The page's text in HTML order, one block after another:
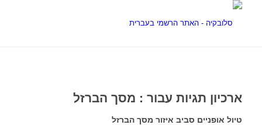
ארכיון תגיות עבור : מסך הברזל
טיול אופניים סביב איזור מסך הברזל